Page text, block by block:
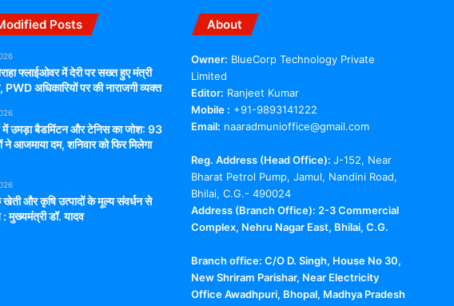
Posts
फ्लाईओवर में देरी पर सख्त हुए मंत्री
PWD अधिकारियों पर की नाराजगी व्यक्त
में उमड़ा बैडमिंटन और टेनिस का जोश: 93
ने आजमाया दम, शनिवार को फिर मिलेगा
खेती और कृषि उत्पादों के मूल्य संवर्धन से
मुख्यमंत्री डॉ. यादव
About
Owner: BlueCorp Technology Private
Limited
Editor: Ranjeet Kumar
Mobile : +91-9893141222
Email: naaradmunioffice@gmail.com
Reg. Address (Head Office): J-152, Near
Bharat Petrol Pump, Jamul, Nandini Road,
Bhilai, C.G.- 490024
Address (Branch Office): 2-3 Commercial
Complex, Nehru Nagar East, Bhilai, C.G.
Branch office: C/O D. Singh, House No 30,
New Shriram Parishar, Near Electricity
Office Awadhpuri, Bhopal, Madhya Pradesh